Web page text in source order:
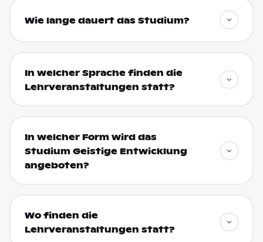
Wie lange dauert das Studium?
In welcher Sprache finden die
Lehrveranstaltungen statt?
In welcher Form wird das
Studium Geistige Entwicklung
angeboten?
Wo finden die
Lehrveranstaltungen statt?